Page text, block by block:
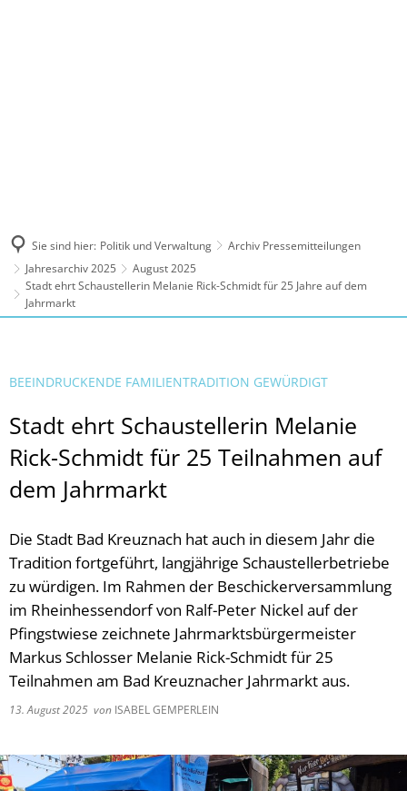
Sie sind hier: Politik und Verwaltung
Archiv Pressemitteilungen
Jahresarchiv 2025
August 2025
Stadt ehrt Schaustellerin Melanie Rick-Schmidt für 25 Jahre auf dem
Jahrmarkt
BEEINDRUCKENDE FAMILIENTRADITION GEWÜRDIGT
Stadt ehrt Schaustellerin Melanie
Rick-Schmidt für 25 Teilnahmen auf
dem Jahrmarkt
Die Stadt Bad Kreuznach hat auch in diesem Jahr die
Tradition fortgeführt, langjährige Schaustellerbetriebe
zu würdigen. Im Rahmen der Beschickerversammlung
im Rheinhessendorf von Ralf-Peter Nickel auf der
Pfingstwiese zeichnete Jahrmarktsbürgermeister
Markus Schlosser Melanie Rick-Schmidt für 25
Teilnahmen am Bad Kreuznacher Jahrmarkt aus.
13. August 2025 von ISABEL GEMPERLEIN